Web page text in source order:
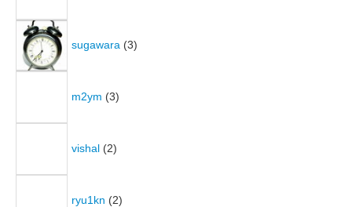
sugawara (3)
m2ym (3)
vishal (2)
ryu1kn (2)